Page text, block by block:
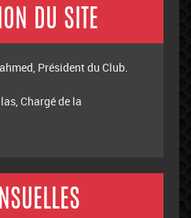
DU SITE
Président du Club.
Chargé de la